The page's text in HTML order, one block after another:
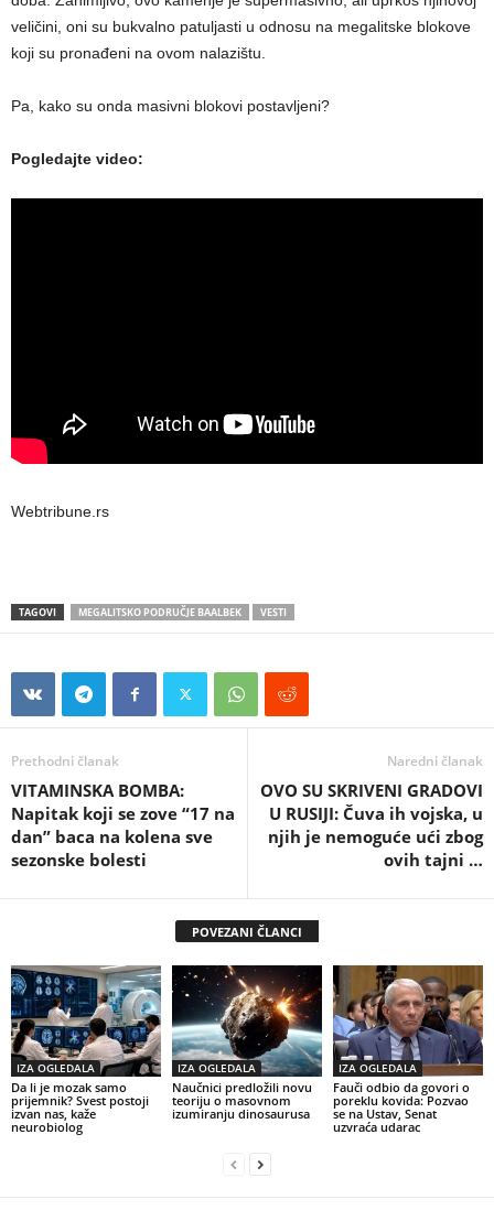
veličini, oni su bukvalno patuljasti u odnosu na megalitske blokove
koji su pronađeni na ovom nalazištu.
Pa, kako su onda masivni blokovi postavljeni?
Pogledajte video:
Webtribune.rs
TAGOVI MEGALITSKO PODRUČJE BAALBEK VESTI
Prethodni članak
VITAMINSKA BOMBA:
Napitak koji se zove “17 na
dan” baca na kolena sve
sezonske bolesti
Naredni članak
OVO SU SKRIVENI GRADOVI
U RUSIJI: Čuva ih vojska, u
njih je nemoguće ući zbog
ovih tajni …
POVEZANI ČLANCI
IZA OGLEDALA
Da li je mozak samo
prijemnik? Svest postoji
izvan nas, kaže
neurobiolog
IZA OGLEDALA
Naučnici predložili novu
teoriju o masovnom
izumiranju dinosaurusa
IZA OGLEDALA
Fauči odbio da govori o
poreklu kovida: Pozvao
se na Ustav, Senat
uzvraća udarac